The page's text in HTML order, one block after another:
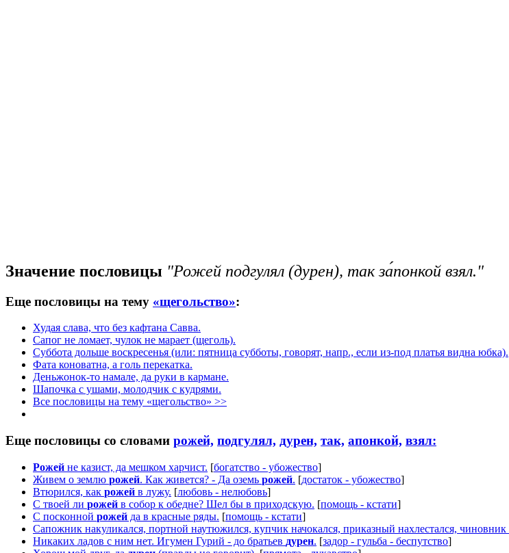
Значение пословицы "Рожей подгулял (дурен), так за́понкой взял."
Еще пословицы на тему «щегольство»:
Худая слава, что без кафтана Савва.
Сапог не ломает, чулок не марает (щеголь).
Суббота дольше воскресенья (или: пятница субботы, говорят, напр., если из-под платья видна юбка).
Фата коноватна, а голь перекатка.
Деньжонок-то намале, да руки в кармане.
Шапочка с ушами, молодчик с кудрями.
Все пословицы на тему «щегольство» >>
Еще пословицы со словами рожей, подгулял, дурен, так, апонкой, взял:
Рожей не казист, да мешком харчист. [богатство - убожество]
Живем о землю рожей. Как живется? - Да оземь рожей. [достаток - убожество]
Втюрился, как рожей в лужу. [любовь - нелюбовь]
С твоей ли рожей в собор к обедне? Шел бы в приходскую. [помощь - кстати]
С посконной рожей да в красные ряды. [помощь - кстати]
Сапожник накуликался, портной наутюжился, купчик начокался, приказный нахлестался,
Никаких ладов с ним нет. Игумен Гурий - до братьев дурен. [задор - гульба - беспутство]